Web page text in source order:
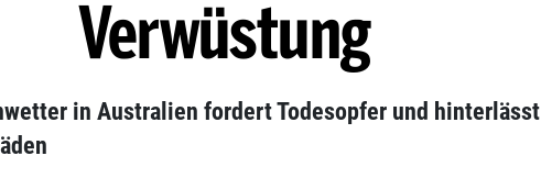
Verwüstung
in Australien fordert Todesopfer und hinterlässt